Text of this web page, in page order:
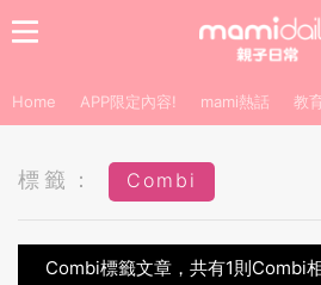
Home APP限定內容! mami熱話 教
標籤： Combi
Combi標籤文章，共有1則Combi